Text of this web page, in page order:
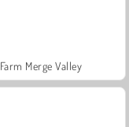
Farm Merge Valley